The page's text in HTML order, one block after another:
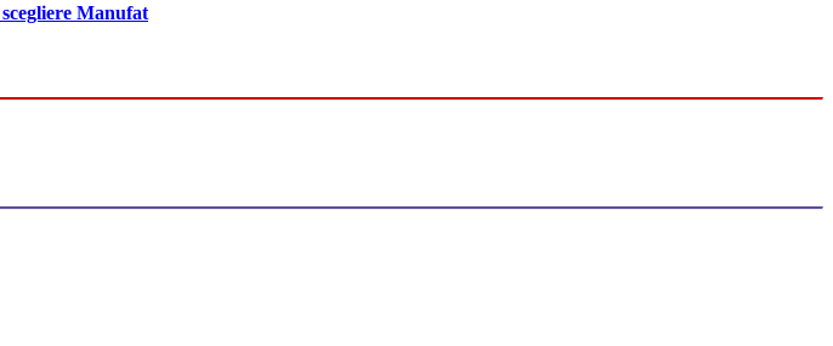
scegliere Manufat